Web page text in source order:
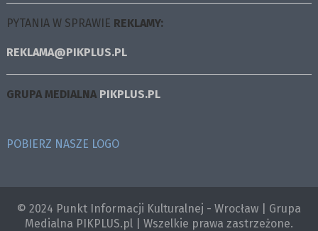
PYTANIA W SPRAWIE REKLAMY:
REKLAMA@PIKPLUS.PL
GRUPA MEDIALNA PIKPLUS.PL
POBIERZ NASZE LOGO
© 2024 Punkt Informacji Kulturalnej - Wrocław | Grupa
Medialna PIKPLUS.pl | Wszelkie prawa zastrzeżone.